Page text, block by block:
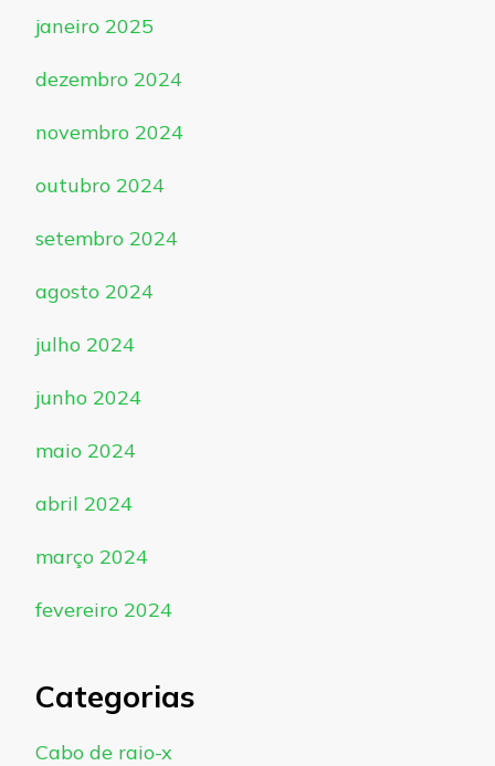
janeiro 2025
dezembro 2024
novembro 2024
outubro 2024
setembro 2024
agosto 2024
julho 2024
junho 2024
maio 2024
abril 2024
março 2024
fevereiro 2024
Categorias
Cabo de raio-x